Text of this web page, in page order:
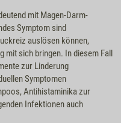
mit Magen-Darm-
Symptom sind
auslösen können,
mit sich bringen. In diesem Fall
zur Linderung
Symptomen
Antihistaminika zur
Infektionen auch